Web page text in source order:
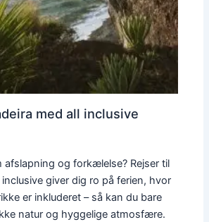
med all inclusive
afslapning og forkælelse? Rejser til
inclusive giver dig ro på ferien, hvor
er inkluderet – så kan du bare
natur og hyggelige atmosfære.